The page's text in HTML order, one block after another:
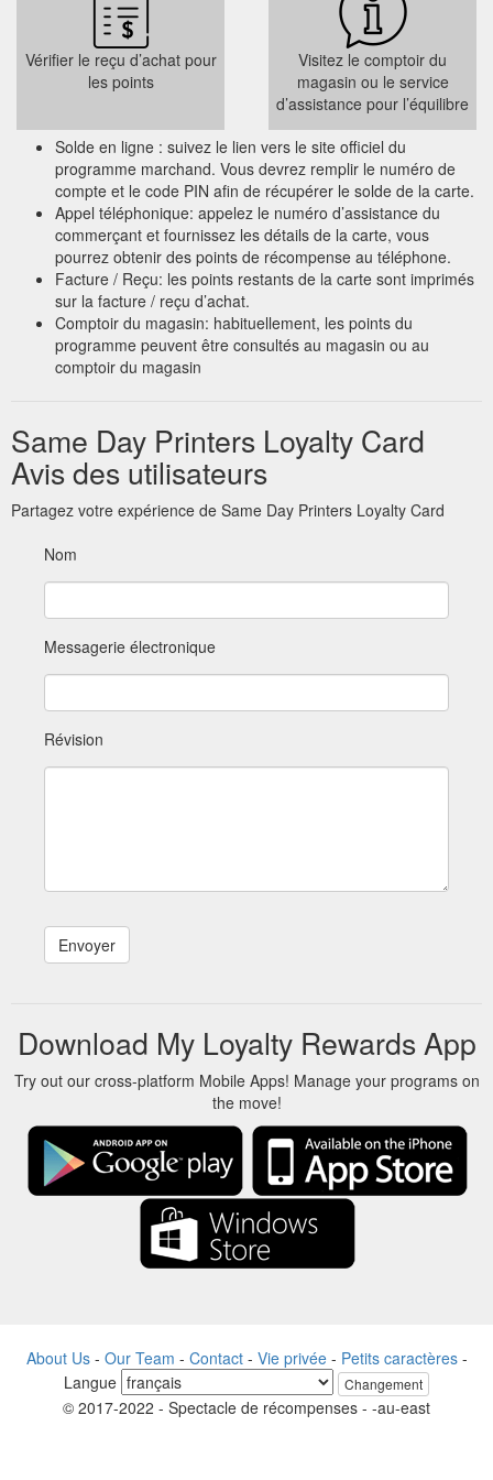
Same Day Printers :: Our November Special
Contact Mark at
Same Day Printers :: Phone 03 365-4516 ::
info@samedayprint.co.nz:: 307 Brougham Street,
http://www.samedayprint.co.nz/specials.php
Same Day Printers :: Invoice Docket Books :: Details and Prices
Our Personalised Invoice Pads come in either Duplicates or
Triplicates. The Duplicates pads hold 100 sets (100 originals +
100 duplicates); the Triplicates pads hold 50 sets (50 originals,
50 duplicates and 50 triplicates).
https://www.samedayprint.co.nz/showproduct.php?
id=Invoice_Docket_Books
Vérifier le reçu d’achat pour
les points
Visitez le comptoir du
magasin ou le service
d’assistance pour l’équilibre
Solde en ligne : suivez le lien vers le site officiel du
programme marchand. Vous devrez remplir le numéro de
compte et le code PIN afin de récupérer le solde de la carte.
Appel téléphonique: appelez le numéro d’assistance du
commerçant et fournissez les détails de la carte, vous
pourrez obtenir des points de récompense au téléphone.
Facture / Reçu: les points restants de la carte sont imprimés
sur la facture / reçu d’achat.
Comptoir du magasin: habituellement, les points du
programme peuvent être consultés au magasin ou au
comptoir du magasin
Same Day Printers Loyalty Card
Avis des utilisateurs
Partagez votre expérience de Same Day Printers Loyalty Card
Nom
Messagerie électronique
Révision
Download My Loyalty Rewards App
Try out our cross-platform Mobile Apps! Manage your programs on
the move!
About Us- Our Team - Contact- Vie privée- Petits caractères-
Langue
Changement
© 2017-2022 - Spectacle de récompenses - -au-east